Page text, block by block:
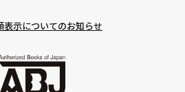
表示についてのお知らせ